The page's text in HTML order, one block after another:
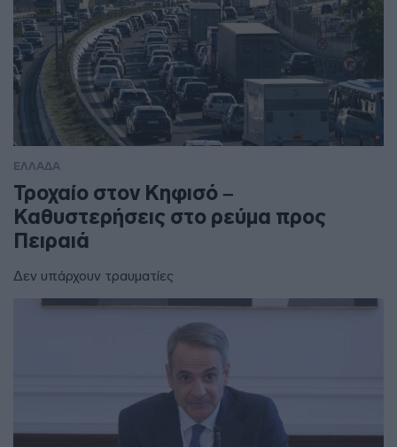
ΕΛΛΑΔΑ
Τροχαίο στον Κηφισό –
Καθυστερήσεις στο ρεύμα προς
Πειραιά
Δεν υπάρχουν τραυματίες